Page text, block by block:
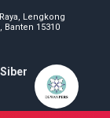
Lengkong
Banten 15310